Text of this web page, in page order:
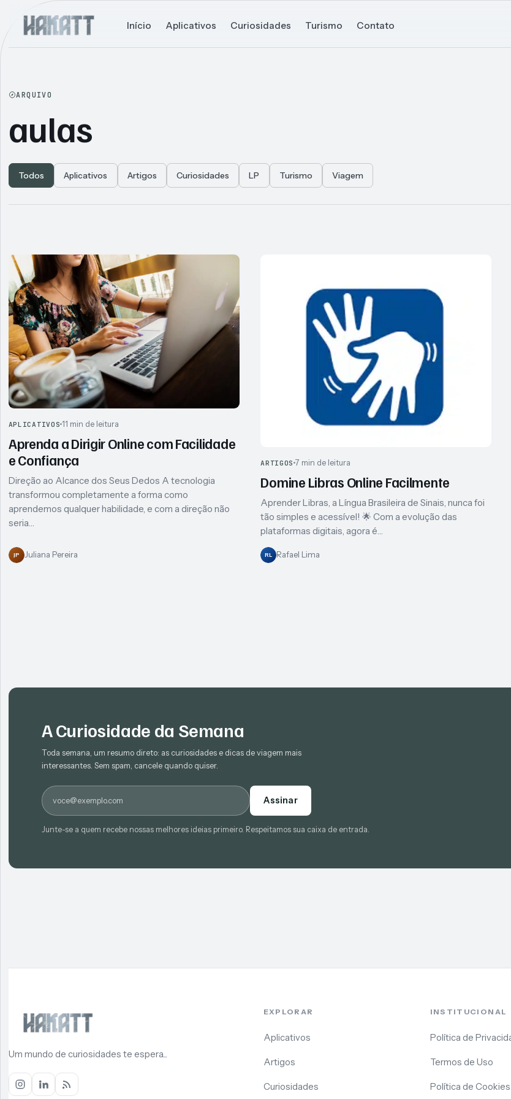
Início Aplicativos Curiosidades Turismo Contato
ARQUIVO
aulas
Todos Aplicativos Artigos Curiosidades LP Turismo Viagem
Articles
APLICATIVOS 11 min de leitura
Aprenda a Dirigir Online com Facilidade
e Confiança
Direção ao Alcance dos Seus Dedos A tecnologia
transformou completamente a forma como
aprendemos qualquer habilidade, e com a direção não
seria…
JP Juliana Pereira
ARTIGOS 7 min de leitura
Domine Libras Online Facilmente
Aprender Libras, a Língua Brasileira de Sinais, nunca foi
tão simples e acessível! 🌟 Com a evolução das
plataformas digitais, agora é…
RL Rafael Lima
A Curiosidade da Semana
Toda semana, um resumo direto: as curiosidades e dicas de viagem mais
interessantes. Sem spam, cancele quando quiser.
E-mail
Assinar
Junte-se a quem recebe nossas melhores ideias primeiro. Respeitamos sua caixa de entrada.
Um mundo de curiosidades te espera...
EXPLORAR
Aplicativos
Artigos
Curiosidades
INSTITUCIONAL
Política de
Termos de Uso
Política de Cookies